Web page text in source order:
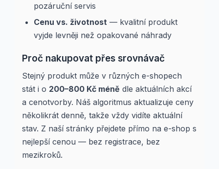
pozáruční servis
Cenu vs. životnost — kvalitní produkt
vyjde levněji než opakované náhrady
Proč nakupovat přes srovnávač
Stejný produkt může v různých e-shopech
stát i o 200–800 Kč méně dle aktuálních akcí
a cenotvorby. Náš algoritmus aktualizuje ceny
několikrát denně, takže vždy vidíte aktuální
stav. Z naší stránky přejdete přímo na e-shop s
nejlepší cenou — bez registrace, bez
mezikroků.